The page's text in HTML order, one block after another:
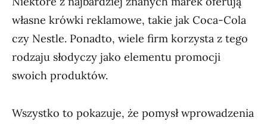
własne krówki reklamowe, takie jak Coca-Cola
czy Nestle. Ponadto, wiele firm korzysta z tego
rodzaju słodyczy jako elementu promocji
swoich produktów.
Wszystko to pokazuje, że pomysł wprowadzenia